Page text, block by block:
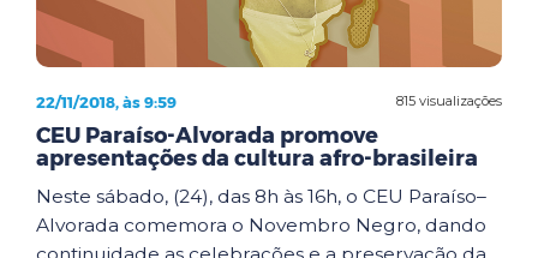
815 visualizações
22/11/2018, às 9:59
CEU Paraíso-Alvorada promove
apresentações da cultura afro-brasileira
Neste sábado, (24), das 8h às 16h, o CEU Paraíso–
Alvorada comemora o Novembro Negro, dando
continuidade as celebrações e a preservação da